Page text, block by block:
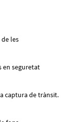
les
en seguretat
captura de trànsit.